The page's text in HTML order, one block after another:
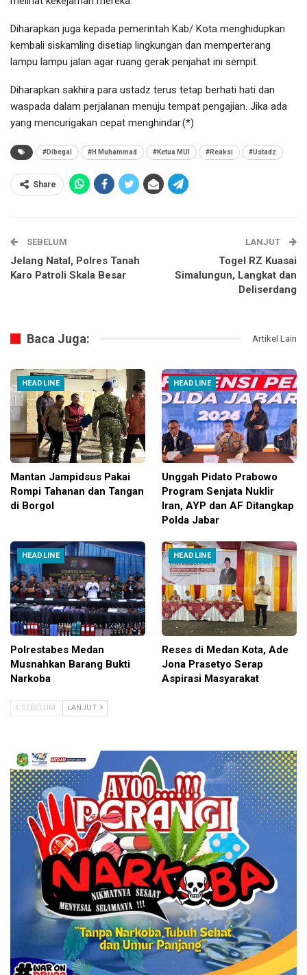
Diharapkan juga kepada pemerintah Kab/ Kota menghidupkan
kembali siskamling disetiap lingkungan dan memperterang
lampu lampu jalan agar ruang gerak penjahat ini sempit.
Diharapkan sakhira para ustadz terus tetap berhati hati dan
waspada dalam perjalanan menuju tempat pengajian. Jika ada
yang mencurigakan cepat menghindar.(*)
#Dibegal #H Muhammad #Ketua MUI #Reaksi #Ustadz
Share
SEBELUM
Jelang Natal, Polres Tanah
Karo Patroli Skala Besar
LANJUT
Togel RZ Kuasai
Simalungun, Langkat dan
Deliserdang
Baca Juga: Artikel Lain
HEADLINE
Mantan Jampidsus Pakai
Rompi Tahanan dan Tangan
di Borgol
HEADLINE
Unggah Pidato Prabowo
Program Senjata Nuklir
Iran, AYP dan AF Ditangkap
Polda Jabar
HEADLINE
Polrestabes Medan
Musnahkan Barang Bukti
Narkoba
HEADLINE
Reses di Medan Kota, Ade
Jona Prasetyo Serap
Aspirasi Masyarakat
SEBELUM LANJUT